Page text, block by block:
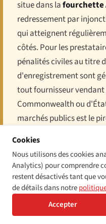
situe dans lafourchette
redressement par
qui atteignent
côtés. Pour les
pénalités civiles au titre
d'enregistrement sont
tout fournisseur
Commonwealth ou
marchés publics est le
Bilan de
Les rapports annuels de
pour discrimination liée au
à 2 200 dépôts par an au
Cookies
Nous utilisons des cookies
Analytics) pour comprendre
restent désactivés tant que
de détails dans notre
Accepter